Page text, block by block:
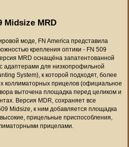
Midsize MRD
моде, FN America представила
крепления оптики - FN 509
MRD оснащёна запатентованной
адаптерами для низкопрофильной
System), к которой подходят, более
коллиматорных прицелов (официальное
выточена площадка перед целиком и
Версия MDR, сохраняет все
Midsize, к ним добавляется площадка
прицельные приспособления,
прицелами.